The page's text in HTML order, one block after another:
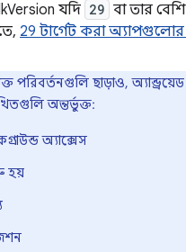
যদি 29 বা তার
29 টার্গেট করা
পরিবর্তনগুলি ছাড়াও,
অন্তর্ভুক্ত:
অ্যাক্সেস
হয়